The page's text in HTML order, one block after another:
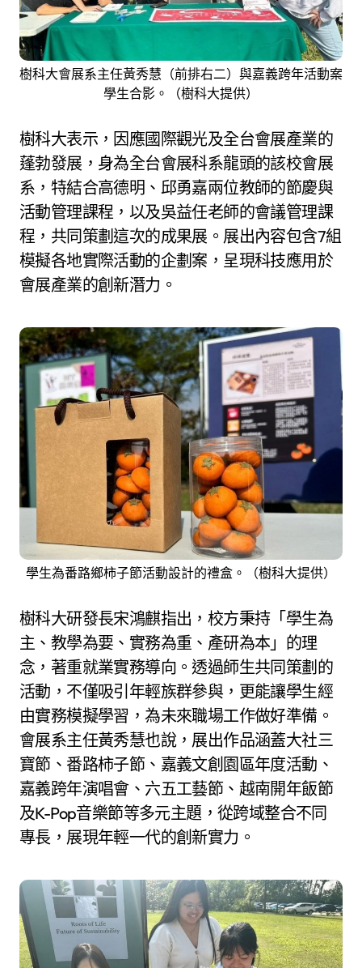
樹科大會展系主任黃秀慧（前排右二）與嘉義跨年活動案
學生合影。（樹科大提供）
樹科大表示，因應國際觀光及全台會展產業的
蓬勃發展，身為全台會展科系龍頭的該校會展
系，特結合高德明、邱勇嘉兩位教師的節慶與
活動管理課程，以及吳益任老師的會議管理課
程，共同策劃這次的成果展。展出內容包含7組
模擬各地實際活動的企劃案，呈現科技應用於
會展產業的創新潛力。
學生為番路鄉柿子節活動設計的禮盒。（樹科大提供）
樹科大研發長宋鴻麒指出，校方秉持「學生為
主、教學為要、實務為重、產研為本」的理
念，著重就業實務導向。透過師生共同策劃的
活動，不僅吸引年輕族群參與，更能讓學生經
由實務模擬學習，為未來職場工作做好準備。
會展系主任黃秀慧也說，展出作品涵蓋大社三
寶節、番路柿子節、嘉義文創園區年度活動、
嘉義跨年演唱會、六五工藝節、越南開年飯節
及K-Pop音樂節等多元主題，從跨域整合不同
專長，展現年輕一代的創新實力。